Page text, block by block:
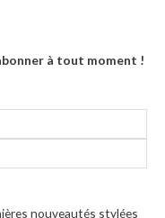
à tout moment !
nouveautés stylées